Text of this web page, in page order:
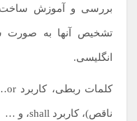
بررسی و آموزش ساخت
تشخیص آنها به صورت
انگلیسی.
ناقص)، کاربرد shall، و …